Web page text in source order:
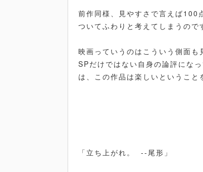
前作同様、見やすさで言えば100
ついてふわりと考えてしまうので
映画っていうのはこういう側面も
SPだけではない自身の論評にな
は、この作品は楽しいということ
「立ち上がれ。 --尾形」